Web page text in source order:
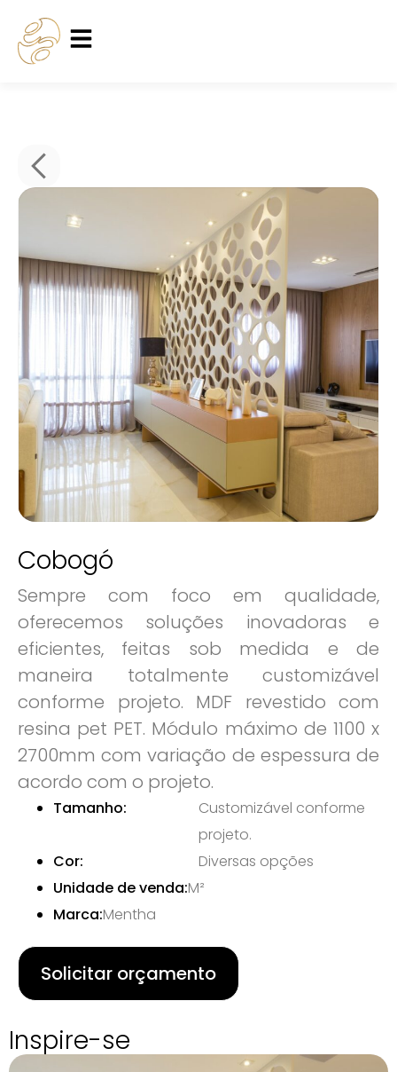
Tamanho:
Customizável conforme
projeto.
Cor:
Diversas opções
Unidade de venda:M²
Marca:Mentha
Solicitar orçamento
Cobogó
Sempre com foco em qualidade,
oferecemos soluções inovadoras e
eficientes, feitas sob medida e de
maneira totalmente customizável
conforme projeto. MDF revestido com
resina pet PET. Módulo máximo de 1100 x
2700mm com variação de espessura de
acordo com o projeto.
Inspire-se